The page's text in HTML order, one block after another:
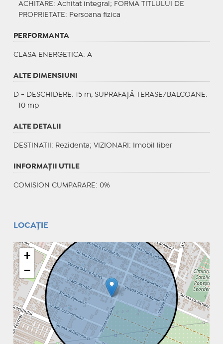
ACHITARE : Achitat integral; FORMA TITLULUI DE
PROPRIETATE : Persoana fizica
PERFORMANTA
CLASA ENERGETICA: A
ALTE DIMENSIUNI
D - DESCHIDERE: 15 m, SUPRAFAȚĂ TERASE/BALCOANE:
10 mp
ALTE DETALII
DESTINATII : Rezidenta; VIZIONARI : Imobil liber
INFORMAŢII UTILE
COMISION CUMPARARE: 0%
LOCAȚIE
+
−